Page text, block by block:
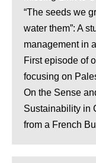
“The seeds we
water them”: A
management in
First episode of
focusing on
On the Sense
Sustainability in
from a French